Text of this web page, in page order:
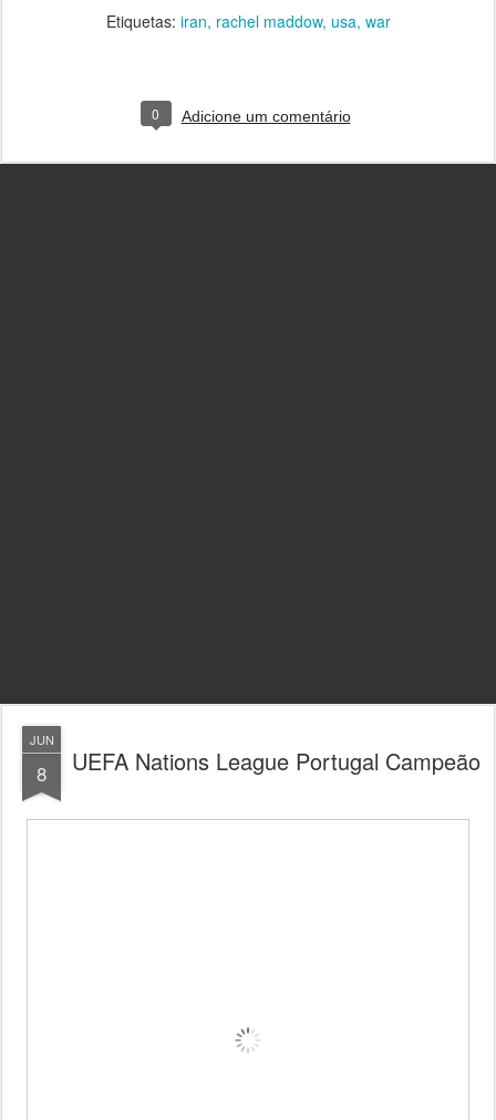
Etiquetas: iran rachel maddow usa war
0 Adicione um comentário
JUN
8 UEFA Nations League Portugal Campeão